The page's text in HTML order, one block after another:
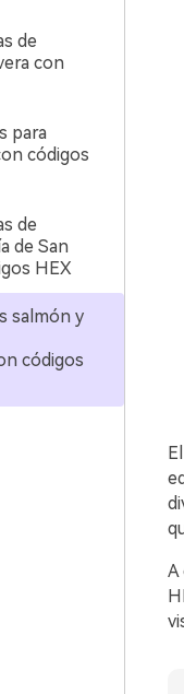
de
con
para
códigos
de
de San
HEX
salmón y
códigos
A